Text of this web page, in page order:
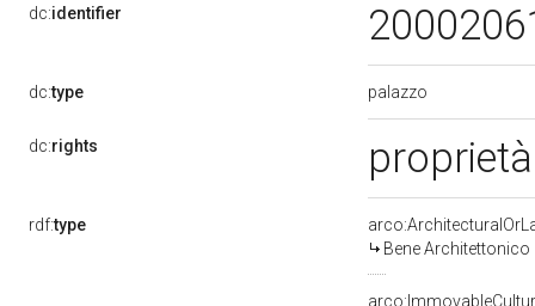
dc:identifier
dc:type palazzo
dc:rights
rdf:type
Bene